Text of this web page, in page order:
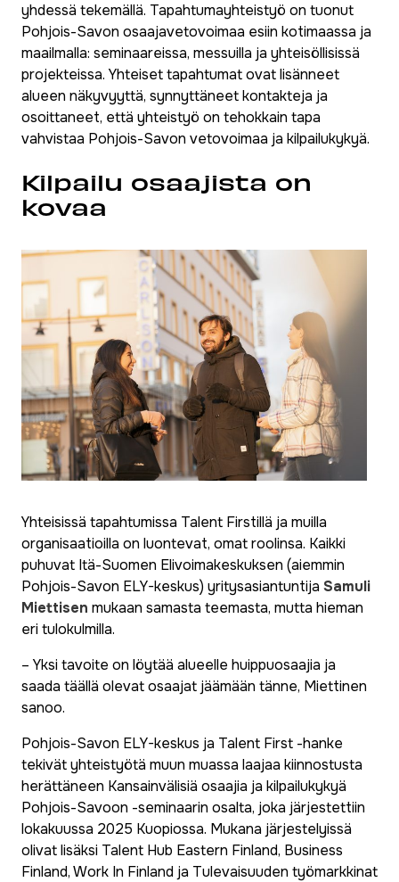
yhdessä tekemällä. Tapahtumayhteistyö on tuonut
Pohjois-Savon osaajavetovoimaa esiin kotimaassa ja
maailmalla: seminaareissa, messuilla ja yhteisöllisissä
projekteissa. Yhteiset tapahtumat ovat lisänneet
alueen näkyvyyttä, synnyttäneet kontakteja ja
osoittaneet, että yhteistyö on tehokkain tapa
vahvistaa Pohjois-Savon vetovoimaa ja kilpailukykyä.
Kilpailu osaajista on
kovaa
Yhteisissä tapahtumissa Talent Firstillä ja muilla
organisaatioilla on luontevat, omat roolinsa. Kaikki
puhuvat Itä-Suomen Elivoimakeskuksen (aiemmin
Pohjois-Savon ELY-keskus) yritysasiantuntija Samuli
Miettisen mukaan samasta teemasta, mutta hieman
eri tulokulmilla.
– Yksi tavoite on löytää alueelle huippuosaajia ja
saada täällä olevat osaajat jäämään tänne, Miettinen
sanoo.
Pohjois-Savon ELY-keskus ja Talent First -hanke
tekivät yhteistyötä muun muassa laajaa kiinnostusta
herättäneen Kansainvälisiä osaajia ja kilpailukykyä
Pohjois-Savoon -seminaarin osalta, joka järjestettiin
lokakuussa 2025 Kuopiossa. Mukana järjestelyissä
olivat lisäksi Talent Hub Eastern Finland, Business
Finland, Work In Finland ja Tulevaisuuden työmarkkinat